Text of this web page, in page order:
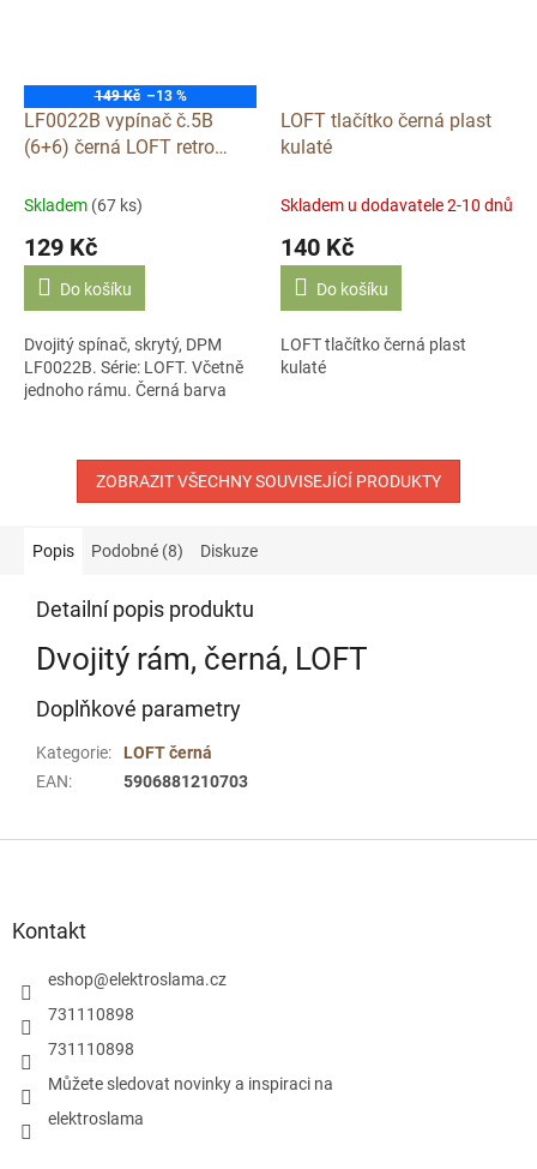
149 Kč –13 %
LF0022B vypínač č.5B
(6+6) černá LOFT retro
plastový
Skladem (67 ks)
129 Kč
Do košíku
Dvojitý spínač, skrytý, DPM
LF0022B. Série: LOFT. Včetně
jednoho rámu. Černá barva
LOFT tlačítko černá plast
kulaté
Skladem u dodavatele 2-10 dnů
140 Kč
Do košíku
LOFT tlačítko černá plast
kulaté
ZOBRAZIT VŠECHNY SOUVISEJÍCÍ PRODUKTY
Popis Podobné (8) Diskuze
Detailní popis produktu
Dvojitý rám, černá, LOFT
Doplňkové parametry
Kategorie:
LOFT černá
EAN: 5906881210703
Kontakt
eshop@elektroslama.cz
731110898
731110898
Můžete sledovat novinky a inspiraci na
elektroslama